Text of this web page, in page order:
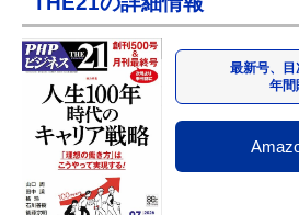
最新号、
年間